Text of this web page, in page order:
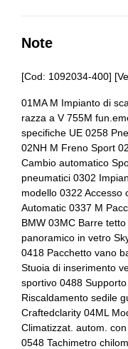
Batteria
Bracciolo posteriore
Bulloni antifurto
Cerchi in lega
Chiavi e telecomandi
Chiusura centralizzata
Cinture di sicurezza
Computer di bordo
Console centrale
Console centrale
Airbag ginocchia
Antifurto
Antifurto immobilizer
Assistente al
Batteria
Bluetooth
Bmw blueperformance
Bmw connected drive
Note
[Cod: 1092034-400]
01MA M Impianto di
razza a V 755M
specifiche UE 0258
02NH M Freno Sport
Cambio automatico
pneumatici 0302
modello 0322 Accesso
Automatic 0337 M
BMW 03MC Barre
panoramico in vetro
0418 Pacchetto vano
Stuoia di inserimento
sportivo 0488
Riscaldamento sedile
Craftedclarity 04ML
Climatizzat. autom.
0548 Tachimetro